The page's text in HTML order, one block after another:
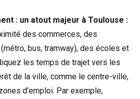
: un atout majeur à Toulouse :
des commerces, des
bus, tramway), des écoles et
les temps de trajet vers les
de la ville, comme le centre-ville,
d’emploi. Par exemple,